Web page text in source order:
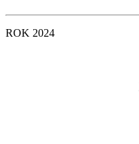
ROK 2024